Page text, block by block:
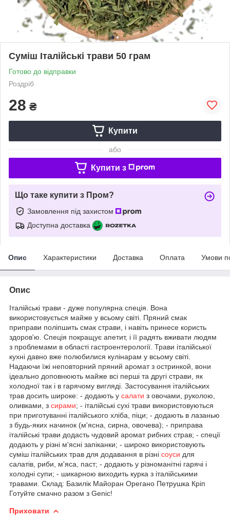
Суміш Італійські трави 50 грам
Готово до відправки
Роздріб
28 ₴
Купити
або
Купити з
Що таке купити з Пром?
Замовлення під захистом
Доступна доставка
Опис Характеристики Доставка Оплата Умови
Опис
Італійські трави - дуже популярна спеція. Вона
використовується майже у всьому світі. Пряний смак
приправи поліпшить смак страви, і навіть принесе користь
здоров'ю. Спеція покращує апетит, і її радять вживати людям
з проблемами в області гастроентерології. Трави італійської
кухні давно вже полюбилися кулінарам у всьому світі.
Надаючи їжі неповторний пряний аромат з остринкой, вони
ідеально доповнюють майже всі перші та другі страви, як
холодної так і в гарячому вигляді. Застосування італійських
трав досить широке: - додають у салати з овочами, руколою,
оливками, з сирами; - італійські сухі трави використовуються
при приготуванні італійського хліба, піци; - додають в лазанью
з будь-яких начинок (м'ясна, сирна, овочева); - приправа
італійські трави додасть чудовий аромат рибних страв; - спеції
додають у різні м'ясні запіканки; - широко використовують
суміш італійських трав для додавання в різні соуси для
салатів, риби, м'яса, паст; - додають у різноманітні гарячі і
холодні супи; - шикарною виходить курка з італійськими
травами. Склад: Базилік Майоран Орегано Петрушка Кріп
Готуйте смачно разом з Genic!
Приховати